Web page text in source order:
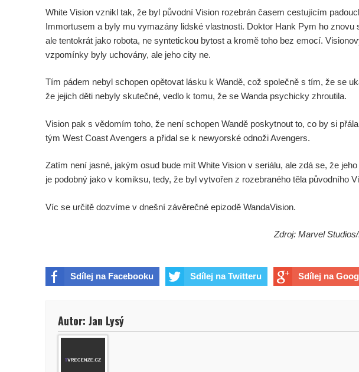
White Vision vznikl tak, že byl původní Vision rozebrán časem cestujícím
Immortusem a byly mu vymazány lidské vlastnosti. Doktor Hank Pym ho znovu
ale tentokrát jako robota, ne syntetickou bytost a kromě toho bez emocí.
vzpomínky byly uchovány, ale jeho city ne.
Tím pádem nebyl schopen opětovat lásku k Wandě, což společně s tím, že se
že jejich děti nebyly skutečné, vedlo k tomu, že se Wanda psychicky zhroutila.
Vision pak s vědomím toho, že není schopen Wandě poskytnout to, co by si
tým West Coast Avengers a přidal se k newyorské odnoži Avengers.
Zatím není jasné, jakým osud bude mít White Vision v seriálu, ale zdá se, že
je podobný jako v komiksu, tedy, že byl vytvořen z rozebraného těla původního
Víc se určitě dozvíme v dnešní závěrečné epizodě WandaVision.
Zdroj: Marvel
Sdílej na Facebooku Sdílej na Twitteru Sdílej na
Autor: Jan Lysý